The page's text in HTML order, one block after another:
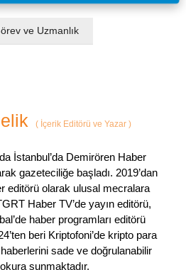
ve Uzmanlık
(İçerik Editörü ve Yazar )
İstanbul’da Demirören Haber
gazeteciliğe başladı. 2019’dan
editörü olarak ulusal mecralara
Haber TV’de yayın editörü,
haber programları editörü
beri Kriptofoni’de kripto para
sade ve doğrulanabilir
sunmaktadır.